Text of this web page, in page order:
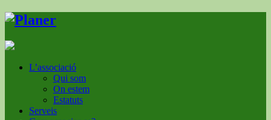
L’associació
Qui som
On estem
Estatuts
Serveis